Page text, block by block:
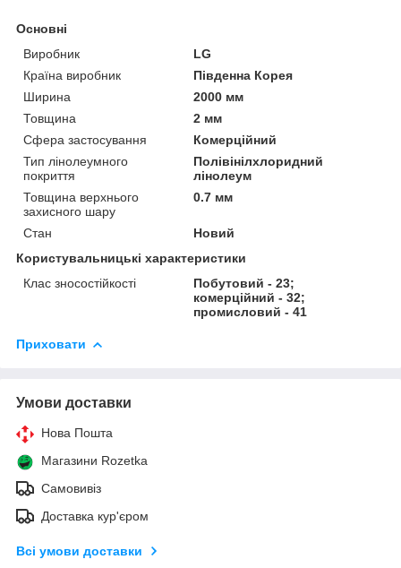
Основні
Виробник
LG
Країна виробник
Південна Корея
Ширина
2000 мм
Товщина
2 мм
Сфера застосування
Комерційний
Тип лінолеумного
покриття
Полівінілхлоридний
лінолеум
Товщина верхнього
захисного шару
0.7 мм
Стан
Новий
Користувальницькі характеристики
Клас зносостійкості
Побутовий - 23;
комерційний - 32;
промисловий - 41
Приховати
Умови доставки
Нова Пошта
Магазини Rozetka
Самовивіз
Доставка кур'єром
Всі умови доставки